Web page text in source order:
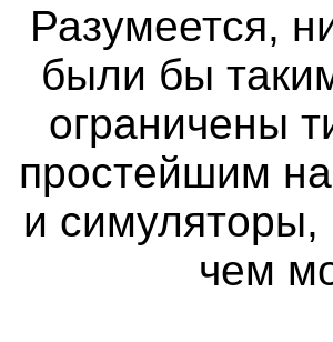
Разумеется,
были бы
ограничены
простейшим
и симуляторы,
чем